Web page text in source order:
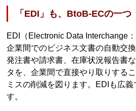
「EDI」も、BtoB-ECの一つ
EDI（Electronic Data Interchange
企業間でのビジネス文書の自動交
発注書や請求書、在庫状況報告書
タを、企業間で直接やり取りする
ミスの削減を図ります。EDIも広
す。